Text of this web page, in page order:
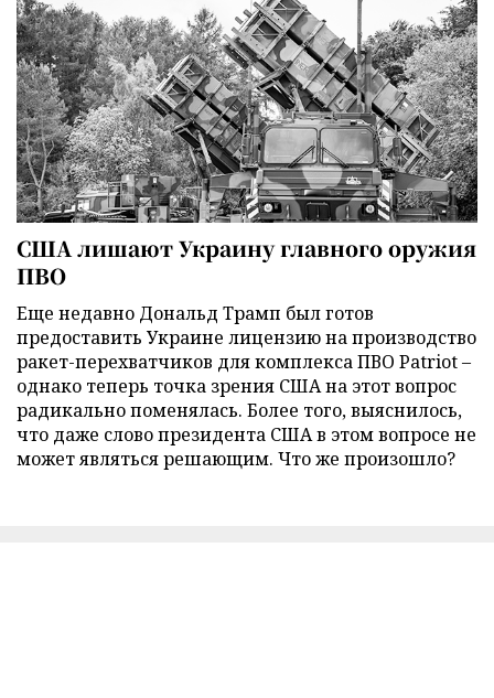
США лишают Украину главного оружия
ПВО
Еще недавно Дональд Трамп был готов
предоставить Украине лицензию на производство
ракет-перехватчиков для комплекса ПВО Patriot –
однако теперь точка зрения США на этот вопрос
радикально поменялась. Более того, выяснилось,
что даже слово президента США в этом вопросе не
может являться решающим. Что же произошло?